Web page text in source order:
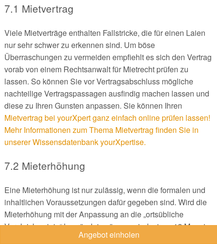
Angebot einholen
7.1 Mietvertrag
Viele Mietverträge enthalten Fallstricke, die für einen Laien
nur sehr schwer zu erkennen sind. Um böse
Überraschungen zu vermeiden empfiehlt es sich den Vertrag
vorab von einem Rechtsanwalt für Mietrecht prüfen zu
lassen. So können Sie vor Vertragsabschluss mögliche
nachteilige Vertragspassagen ausfindig machen lassen und
diese zu Ihren Gunsten anpassen. Sie können Ihren
Mietvertrag bei yourXpert ganz einfach online prüfen lassen!
Mehr Informationen zum Thema Mietvertrag finden Sie in
unserer Wissensdatenbank yourXpertise.
7.2 Mieterhöhung
Eine Mieterhöhung ist nur zulässig, wenn die formalen und
inhaltlichen Voraussetzungen dafür gegeben sind. Wird die
Mieterhöhung mit der Anpassung an die „ortsübliche
Vergleichsmiete“ begründet, müssen mindestens 12 Monate
seit der letzten Erhöhung vergangen sein. Ein weiterer